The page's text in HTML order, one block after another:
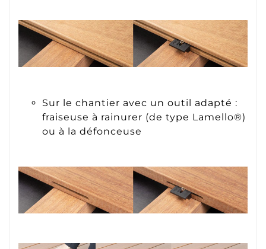
Sur le chantier avec un outil adapté :
fraiseuse à rainurer (de type Lamello®)
ou à la défonceuse